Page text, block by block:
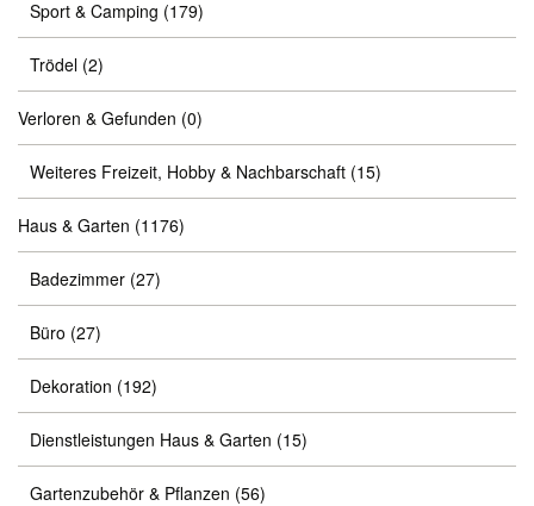
Sport & Camping (179)
Trödel (2)
Verloren & Gefunden (0)
Weiteres Freizeit, Hobby & Nachbarschaft (15)
Haus & Garten (1176)
Badezimmer (27)
Büro (27)
Dekoration (192)
Dienstleistungen Haus & Garten (15)
Gartenzubehör & Pflanzen (56)